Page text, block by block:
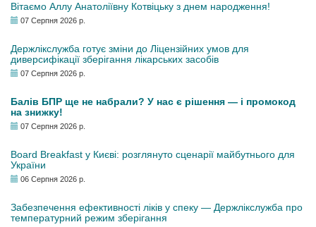
Вітаємо Аллу Анатоліївну Котвіцьку з днем народження!
07 Серпня 2026 р.
Держлікслужба готує зміни до Ліцензійних умов для
диверсифікації зберігання лікарських засобів
07 Серпня 2026 р.
Балів БПР ще не набрали? У нас є рішення — і промокод
на знижку!
07 Серпня 2026 р.
Board Breakfast у Києві: розглянуто сценарії майбутнього для
України
06 Серпня 2026 р.
Забезпечення ефективності ліків у спеку — Держлікслужба про
температурний режим зберігання